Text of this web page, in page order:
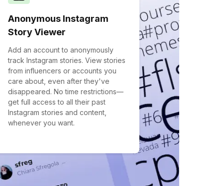
Anonymous Instagram
Story Viewer
Add an account to anonymously
track Instagram stories. View stories
from influencers or accounts you
care about, even after they've
disappeared. No time restrictions—
get full access to all their past
Instagram stories and content,
whenever you want.